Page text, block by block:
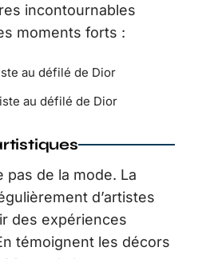
incontournables
moments forts :
au défilé de Dior
au défilé de Dior
de la mode. La
d’artistes
des expériences
témoignent les décors